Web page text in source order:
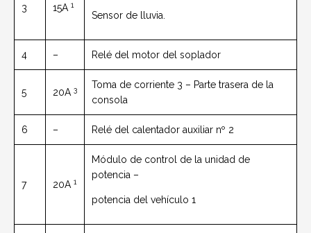
3 15A 1
Sensor de lluvia.
4 – Relé del motor del soplador
5 20A 3
Toma de corriente 3 – Parte trasera de la
consola
6 – Relé del calentador auxiliar nº 2
7 20A 1
Módulo de control de la unidad de
potencia –
potencia del vehículo 1